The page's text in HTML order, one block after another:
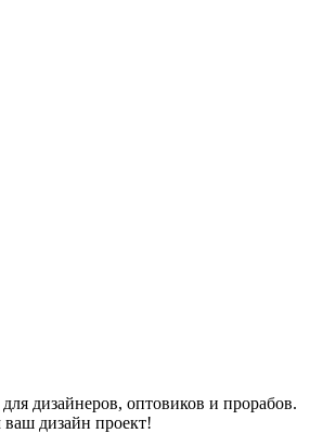
дизайнеров, оптовиков и прорабов.
ваш дизайн проект!